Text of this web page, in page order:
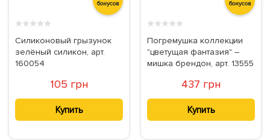
бонусов
★★★★★
Силиконовый грызунок
зелёный силикон, арт.
160054
105 грн
Купить
бонусов
★★★★★
Погремушка коллекции
"цветущая фантазия" –
мишка брендон, арт. 13555
437 грн
Купить